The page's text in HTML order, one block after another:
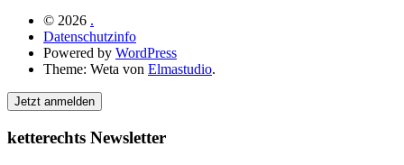
© 2026 .
Datenschutzinfo
Powered by WordPress
Theme: Weta von Elmastudio.
Jetzt anmelden
ketterechts Newsletter